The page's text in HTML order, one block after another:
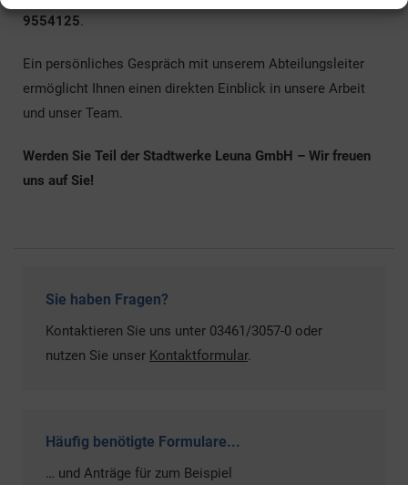
9554125.
Ein persönliches Gespräch mit unserem Abteilungsleiter
ermöglicht Ihnen einen direkten Einblick in unsere Arbeit
und unser Team.
Werden Sie Teil der Stadtwerke Leuna GmbH – Wir freuen
uns auf Sie!
Sie haben Fragen?
Kontaktieren Sie uns unter 03461/3057-0 oder
nutzen Sie unser Kontaktformular.
Häufig benötigte Formulare...
… und Anträge für zum Beispiel